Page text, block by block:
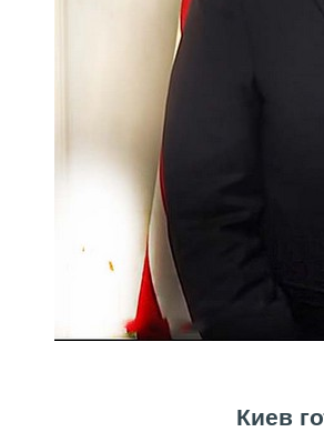
Киев